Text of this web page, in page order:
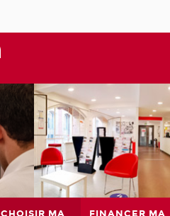
CHOISIR MA
FINANCER MA